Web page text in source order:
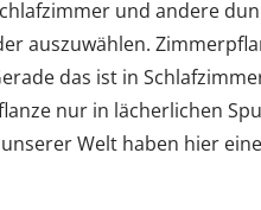
und andere
auszuwählen.
das ist in
nur in lächerlichen
Welt haben hier